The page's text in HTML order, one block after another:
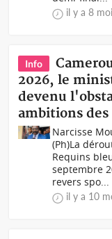
il y a 8
Info
2026, le
devenu
ambitions
Narcisse
(Ph)La
Requins
septembre
revers spo...
il y a 10